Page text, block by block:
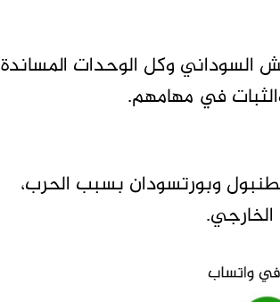
السوداني وكل الوحدات المساندة
في مهامهم.
وبورتسودان بسبب الحرب،